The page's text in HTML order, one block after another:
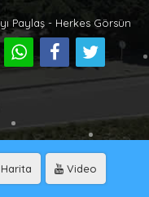
Paylaş - Herkes Görsün
Video